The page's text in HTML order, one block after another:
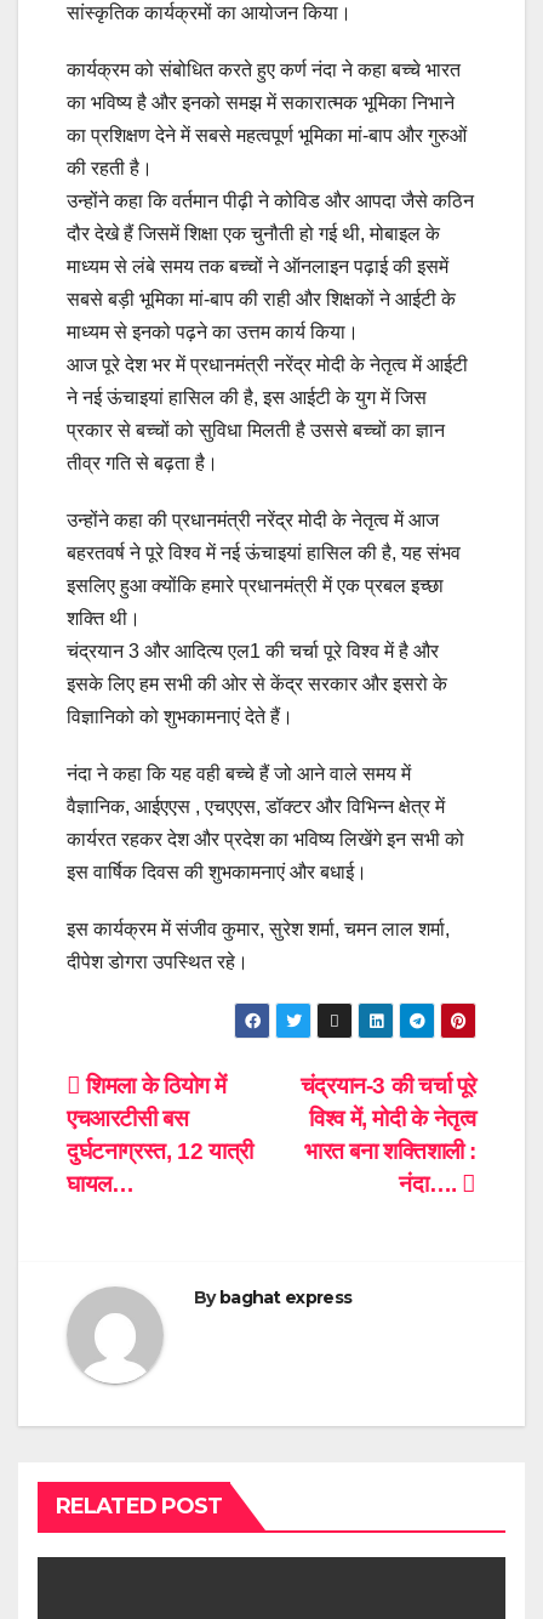
सांस्कृतिक कार्यक्रमों का आयोजन किया।
कार्यक्रम को संबोधित करते हुए कर्ण नंदा ने कहा बच्चे भारत
का भविष्य है और इनको समझ में सकारात्मक भूमिका निभाने
का प्रशिक्षण देने में सबसे महत्वपूर्ण भूमिका मां-बाप और गुरुओं
की रहती है।
उन्होंने कहा कि वर्तमान पीढ़ी ने कोविड और आपदा जैसे कठिन
दौर देखे हैं जिसमें शिक्षा एक चुनौती हो गई थी, मोबाइल के
माध्यम से लंबे समय तक बच्चों ने ऑनलाइन पढ़ाई की इसमें
सबसे बड़ी भूमिका मां-बाप की राही और शिक्षकों ने आईटी के
माध्यम से इनको पढ़ने का उत्तम कार्य किया।
आज पूरे देश भर में प्रधानमंत्री नरेंद्र मोदी के नेतृत्व में आईटी
ने नई ऊंचाइयां हासिल की है, इस आईटी के युग में जिस
प्रकार से बच्चों को सुविधा मिलती है उससे बच्चों का ज्ञान
तीव्र गति से बढ़ता है।
उन्होंने कहा की प्रधानमंत्री नरेंद्र मोदी के नेतृत्व में आज
बहरतवर्ष ने पूरे विश्व में नई ऊंचाइयां हासिल की है, यह संभव
इसलिए हुआ क्योंकि हमारे प्रधानमंत्री में एक प्रबल इच्छा
शक्ति थी।
चंद्रयान 3 और आदित्य एल1 की चर्चा पूरे विश्व में है और
इसके लिए हम सभी की ओर से केंद्र सरकार और इसरो के
विज्ञानिको को शुभकामनाएं देते हैं।
नंदा ने कहा कि यह वही बच्चे हैं जो आने वाले समय में
वैज्ञानिक, आईएएस , एचएएस, डॉक्टर और विभिन्न क्षेत्र में
कार्यरत रहकर देश और प्रदेश का भविष्य लिखेंगे इन सभी को
इस वार्षिक दिवस की शुभकामनाएं और बधाई।
इस कार्यक्रम में संजीव कुमार, सुरेश शर्मा, चमन लाल शर्मा,
दीपेश डोगरा उपस्थित रहे।
Post
navigation
चंद्रयान-3 की चर्चा पूरे
विश्व में, मोदी के नेतृत्व
भारत बना शक्तिशाली :
नंदा….
शिमला के ठियोग में
एचआरटीसी बस
दुर्घटनाग्रस्त, 12 यात्री
घायल…
Bybaghat express
RELATED POST